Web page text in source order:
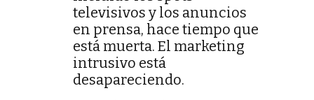
televisivos y los anuncios
en prensa, hace tiempo que
está muerta. El marketing
intrusivo está
desapareciendo.